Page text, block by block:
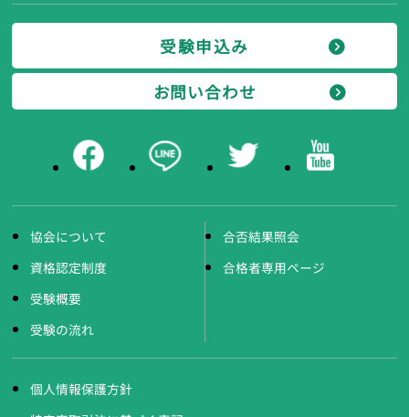
受験申込み
お問い合わせ
協会について
資格認定制度
受験概要
受験の流れ
合否結果照会
合格者専用ページ
個人情報保護方針